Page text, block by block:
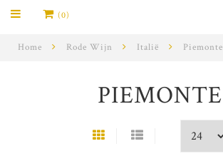
(0)
Home Rode Wijn Italië Piemonte
PIEMONTE